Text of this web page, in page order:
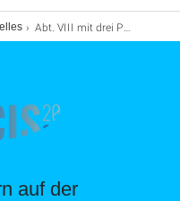
Abt. VIII mit drei Papern auf der European Conference on Information Systems (ECIS) 2026 in Mailand vertreten
auf der